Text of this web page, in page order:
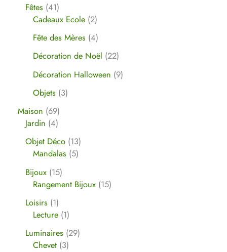
Fêtes 41
Cadeaux Ecole 2
Fête des Mères 4
Décoration de Noël 22
Décoration Halloween 9
Objets 3
Maison 69
Jardin 4
Objet Déco 13
Mandalas 5
Bijoux 15
Rangement Bijoux 15
Loisirs 1
Lecture 1
Luminaires 29
Chevet 3